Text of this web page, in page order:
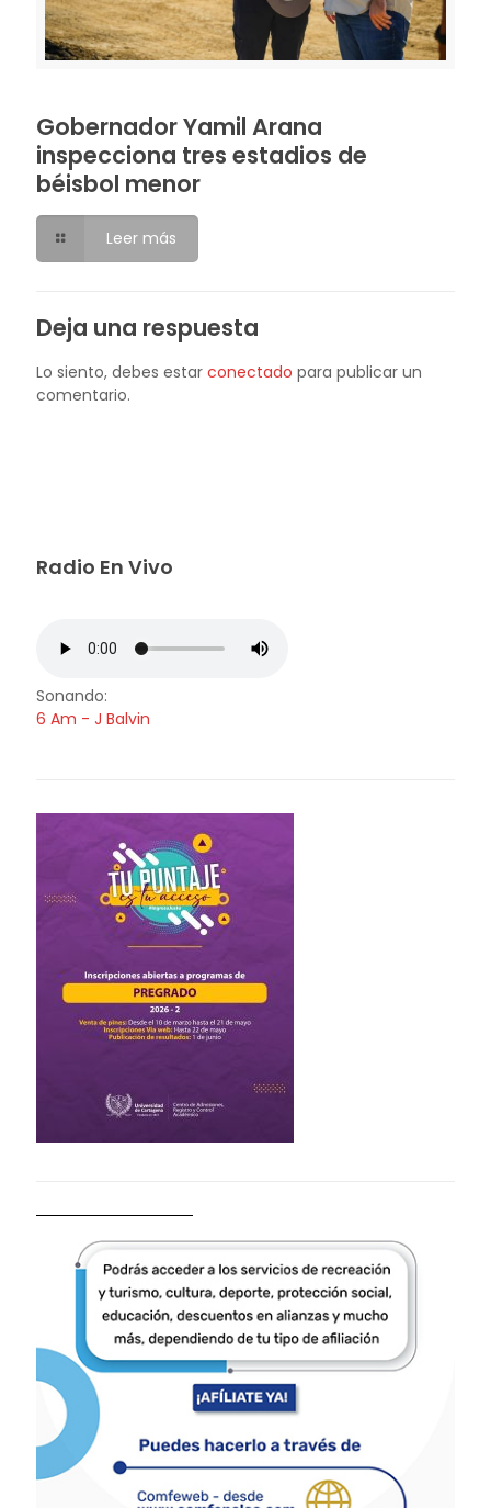
Gobernador Yamil Arana
inspecciona tres estadios de
béisbol menor
Leer más
Deja una respuesta
Lo siento, debes estar conectado para publicar un
comentario.
Radio En Vivo
Sonando:
6 Am - J Balvin